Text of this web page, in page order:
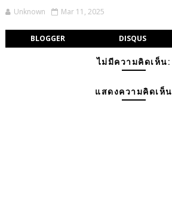
Unknown Mar 11, 2025
BLOGGER DISQUS
ไม่มีความคิดเห็น:
แสดงความคิดเห็น